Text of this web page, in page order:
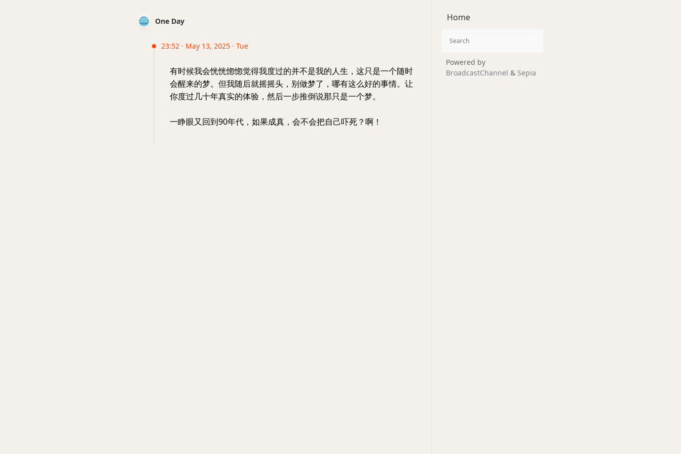
One Day
23:52 · May 13, 2025 · Tue
有时候我会恍恍惚惚觉得我度过的并不是我的人生，这只是一个随时
会醒来的梦。但我随后就摇摇头，别做梦了，哪有这么好的事情。让
你度过几十年真实的体验，然后一步推倒说那只是一个梦。
一睁眼又回到90年代，如果成真，会不会把自己吓死？啊！
Home
Powered by
BroadcastChannel & Sepia